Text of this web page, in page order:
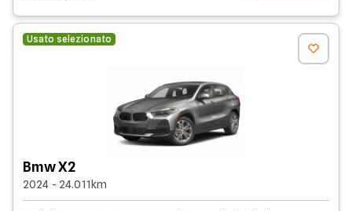
Usato selezionato
Bmw X2
2024 - 24.011km